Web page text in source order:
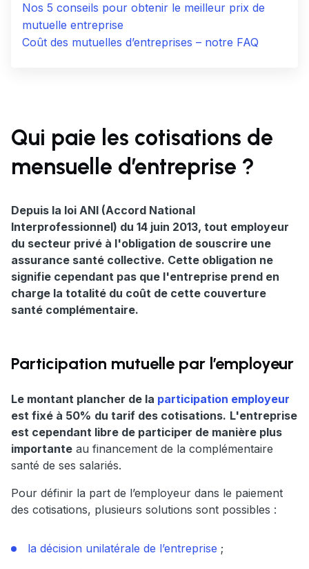
Nos 5 conseils pour obtenir le meilleur prix de
mutuelle entreprise
Coût des mutuelles d’entreprises – notre FAQ
Qui paie les cotisations de
mensuelle d’entreprise ?
Depuis la loi ANI (Accord National
Interprofessionnel) du 14 juin 2013, tout employeur
du secteur privé à l'obligation de souscrire une
assurance santé collective. Cette obligation ne
signifie cependant pas que l'entreprise prend en
charge la totalité du coût de cette couverture
santé complémentaire.
Participation mutuelle par l’employeur
Le montant plancher de la participation employeur
est fixé à 50% du tarif des cotisations. L'entreprise
est cependant libre de participer de manière plus
importante au financement de la complémentaire
santé de ses salariés.
Pour définir la part de l’employeur dans le paiement
des cotisations, plusieurs solutions sont possibles :
la décision unilatérale de l’entreprise ;